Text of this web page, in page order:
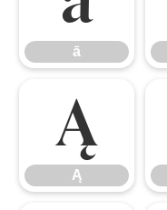
ā
Ą
Ą